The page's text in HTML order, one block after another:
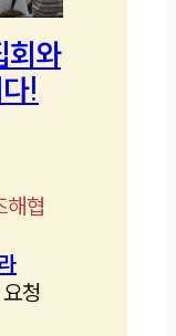
회와
!
해협
청